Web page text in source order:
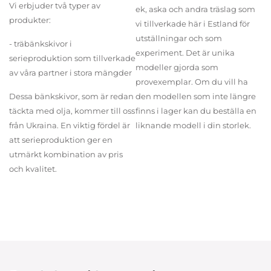
Vi erbjuder två typer av
produkter:
- träbänkskivor i
serieproduktion som tillverkade
av våra partner i stora mängder
Dessa bänkskivor, som är redan
täckta med olja, kommer till oss
från Ukraina. En viktig fördel är
att serieproduktion ger en
utmärkt kombination av pris
och kvalitet.
ek, aska och andra träslag som
vi tillverkade här i Estland för
utställningar och som
experiment. Det är unika
modeller gjorda som
provexemplar. Om du vill ha
den modellen som inte längre
finns i lager kan du beställa en
liknande modell i din storlek.